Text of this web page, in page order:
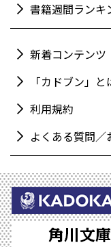
書籍週間ランキ
新着コンテンツ
「カドブン」と
利用規約
よくある質問／